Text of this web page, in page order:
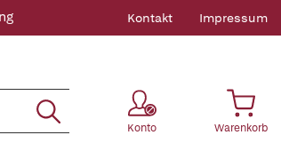
Kontakt Impressum
Konto Warenkorb